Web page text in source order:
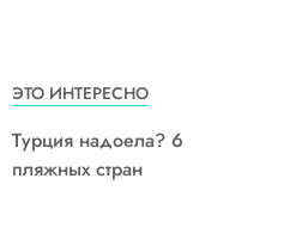
ЭТО ИНТЕРЕСНО
Турция надоела? 6
пляжных стран